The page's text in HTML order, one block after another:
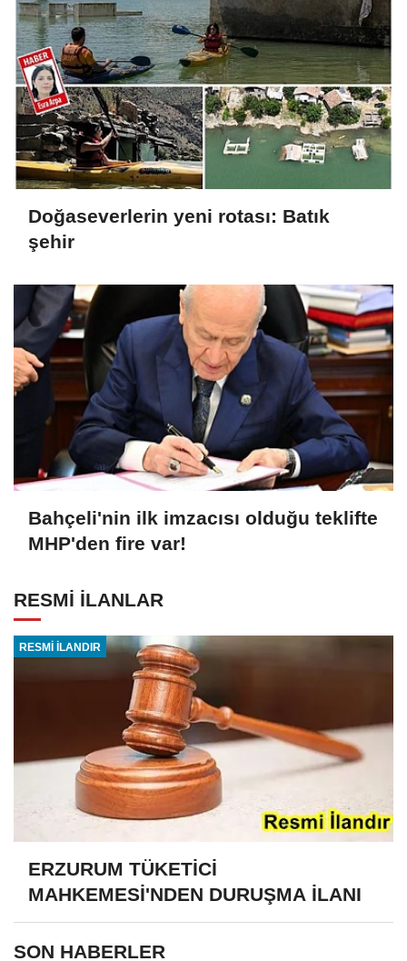
Doğaseverlerin yeni rotası: Batık
şehir
Bahçeli'nin ilk imzacısı olduğu teklifte
MHP'den fire var!
RESMİ İLANLAR
RESMİ İLANDIR
ERZURUM TÜKETİCİ
MAHKEMESİ'NDEN DURUŞMA İLANI
SON HABERLER